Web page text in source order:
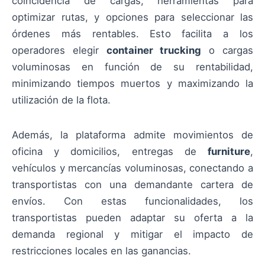
optimizar rutas, y opciones para seleccionar las
órdenes más rentables. Esto facilita a los
operadores elegir container trucking o cargas
voluminosas en función de su rentabilidad,
minimizando tiempos muertos y maximizando la
utilización de la flota.
Además, la plataforma admite movimientos de
oficina y domicilios, entregas de furniture,
vehículos y mercancías voluminosas, conectando a
transportistas con una demandante cartera de
envíos. Con estas funcionalidades, los
transportistas pueden adaptar su oferta a la
demanda regional y mitigar el impacto de
restricciones locales en las ganancias.